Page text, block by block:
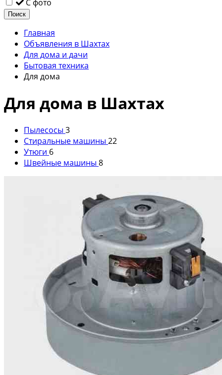
С фото
Поиск
Главная
Объявления в Шахтах
Для дома и дачи
Бытовая техника
Для дома
Для дома в Шахтах
Пылесосы 3
Стиральные машины 22
Утюги 6
Швейные машины 8